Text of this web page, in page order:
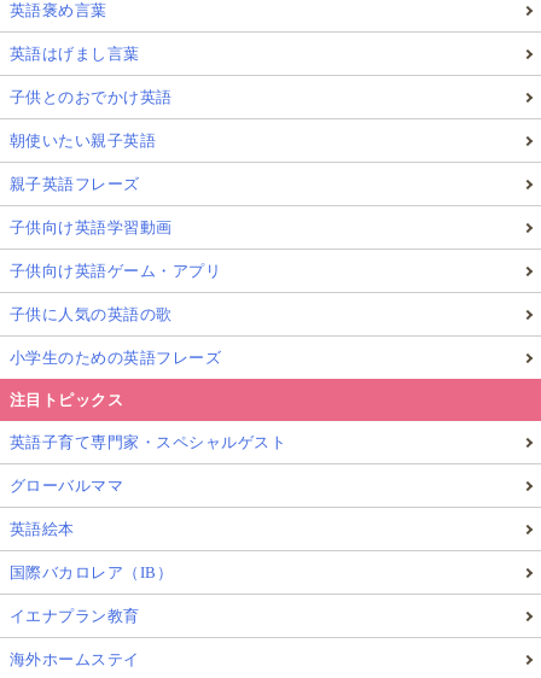
英語褒め言葉
英語はげまし言葉
子供とのおでかけ英語
朝使いたい親子英語
親子英語フレーズ
子供向け英語学習動画
子供向け英語ゲーム・アプリ
子供に人気の英語の歌
小学生のための英語フレーズ
注目トピックス
英語子育て専門家・スペシャルゲスト
グローバルママ
英語絵本
国際バカロレア（IB）
イエナプラン教育
海外ホームステイ